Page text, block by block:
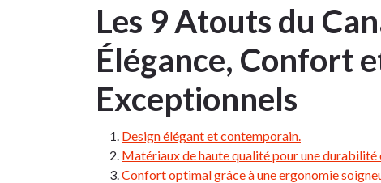
Les 9 Atouts du
Élégance, Confort
Exceptionnels
Design élégant et contemporain.
Matériaux de haute qualité pour une durabilité
Confort optimal grâce à une ergonomie